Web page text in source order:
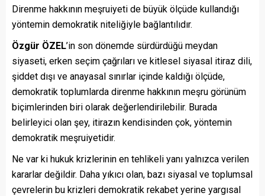
Direnme hakkının meşruiyeti de büyük ölçüde kullandığı
yöntemin demokratik niteliğiyle bağlantılıdır.
Özgür ÖZEL’in son dönemde sürdürdüğü meydan
siyaseti, erken seçim çağrıları ve kitlesel siyasal itiraz dili,
şiddet dışı ve anayasal sınırlar içinde kaldığı ölçüde,
demokratik toplumlarda direnme hakkının meşru görünüm
biçimlerinden biri olarak değerlendirilebilir. Burada
belirleyici olan şey, itirazın kendisinden çok, yöntemin
demokratik meşruiyetidir.
Ne var ki hukuk krizlerinin en tehlikeli yanı yalnızca verilen
kararlar değildir. Daha yıkıcı olan, bazı siyasal ve toplumsal
çevrelerin bu krizleri demokratik rekabet yerine yargısal